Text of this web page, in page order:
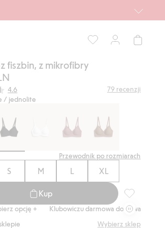
fiszbin, z mikrofibry
Średnia ocena:
4.6 79 recenzji
/ jednolite
Przewodnik po rozmiarach
S M L XL
Kup
Stanik bez
Klubowiczu darmowa dostawa od 150 zł
Wybierz sklep